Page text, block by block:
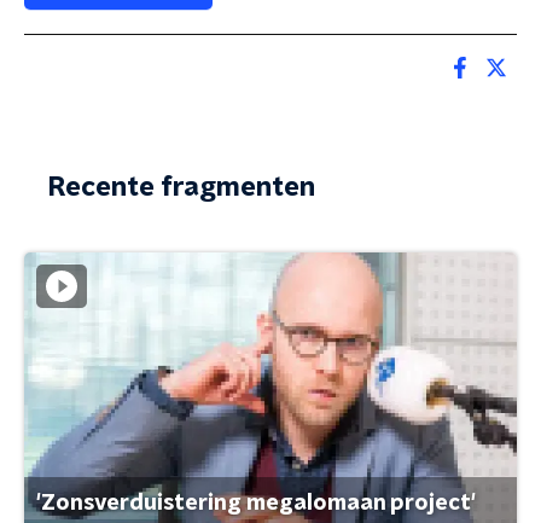
Recente fragmenten
'Zonsverduistering megalomaan project'